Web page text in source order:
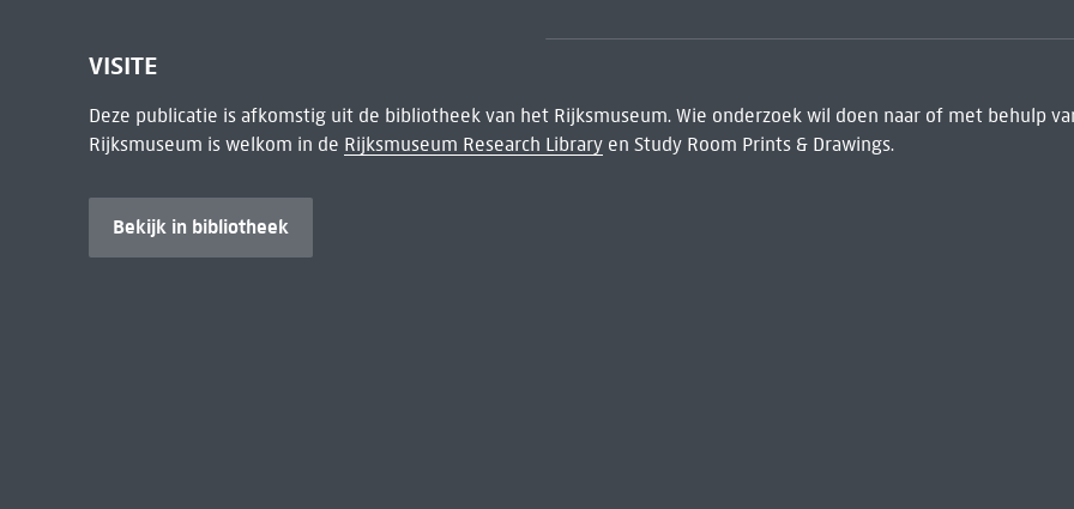
VISITE
Deze publicatie is afkomstig uit de bibliotheek van het Rijksmuseum. Wie onderzoek wil doen naar of met behulp
Rijksmuseum is welkom in de Rijksmuseum Research Libraryen Study Room Prints & Drawings.
Bekijk in bibliotheek